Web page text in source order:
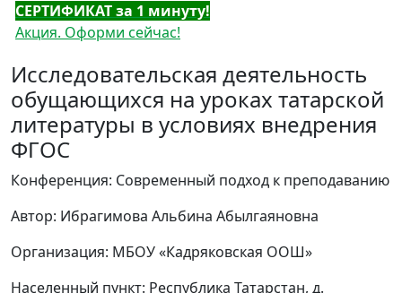
СЕРТИФИКАТ за 1 минуту!
Акция. Оформи сейчас!
Исследовательская деятельность
обущающихся на уроках татарской
литературы в условиях внедрения
ФГОС
Конференция: Современный подход к преподаванию
Автор: Ибрагимова Альбина Абылгаяновна
Организация: МБОУ «Кадряковская ООШ»
Населенный пункт: Республика Татарстан, д.